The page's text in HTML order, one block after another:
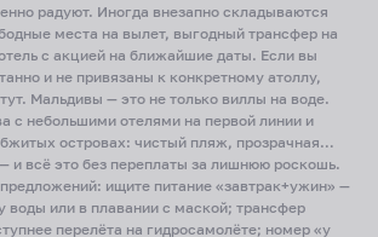
радуют. Иногда внезапно складываются
места на вылет, выгодный трансфер на
с акцией на ближайшие даты. Если вы
и не привязаны к конкретному атоллу,
Мальдивы — это не только виллы на воде.
с небольшими отелями на первой линии и
островах: чистый пляж, прозрачная
и всё это без переплаты за лишнюю роскошь.
ищите питание «завтрак+ужин» —
воды или в плавании с маской; трансфер
перелёта на гидросамолёте; номер «у